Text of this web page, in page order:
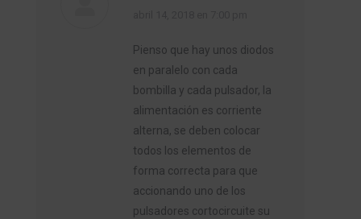
Pienso que hay unos diodos
en paralelo con cada
bombilla y cada pulsador, la
alimentación es corriente
alterna, se deben colocar
todos los elementos de
forma correcta para que
accionando uno de los
pulsadores cortocircuite su